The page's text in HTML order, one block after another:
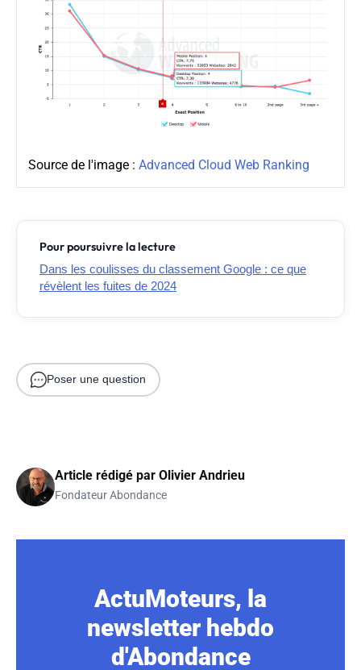
Source de l'image : Advanced Cloud Web Ranking
Pour poursuivre la lecture
Dans les coulisses du classement Google : ce que
révèlent les fuites de 2024
Poser une question
Article rédigé par Olivier Andrieu
Fondateur Abondance
ActuMoteurs, la
newsletter hebdo
d'Abondance